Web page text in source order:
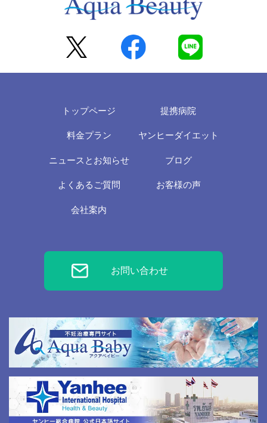
トップページ 提携病院
料金プラン ヤンヒーダイエット
ニュースとお知らせ ブログ
よくあるご質問 お客様の声
会社案内
お問い合わせ